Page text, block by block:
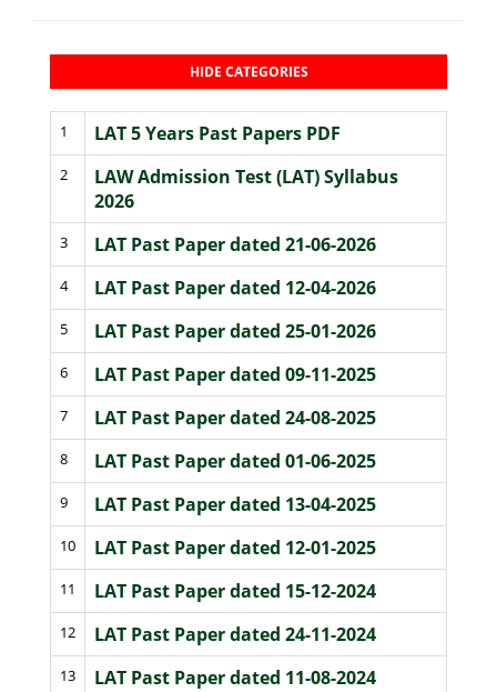
HIDE CATEGORIES
1 LAT 5 Years Past Papers PDF
2
LAW Admission Test (LAT) Syllabus
2026
3 LAT Past Paper dated 21-06-2026
4 LAT Past Paper dated 12-04-2026
5 LAT Past Paper dated 25-01-2026
6 LAT Past Paper dated 09-11-2025
7 LAT Past Paper dated 24-08-2025
8 LAT Past Paper dated 01-06-2025
9 LAT Past Paper dated 13-04-2025
10 LAT Past Paper dated 12-01-2025
11 LAT Past Paper dated 15-12-2024
12 LAT Past Paper dated 24-11-2024
13 LAT Past Paper dated 11-08-2024